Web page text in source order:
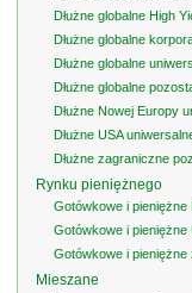
Dłużne globalne High
Dłużne globalne
Dłużne globalne
Dłużne globalne
Dłużne Nowej Europy
Dłużne USA
Dłużne zagraniczne
Rynku pieniężnego
Gotówkowe i pieniężne
Gotówkowe i pieniężne
Gotówkowe i pieniężne
Mieszane